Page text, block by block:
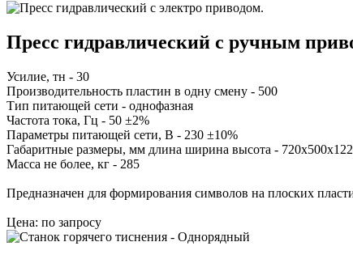
Пресс гидравлический с ручным
Усилие, тн - 30
Производительность пластин в одну смену - 500
Тип питающей сети - однофазная
Частота тока, Гц - 50 ±2%
Параметры питающей сети, В - 230 ±10%
Габаритные размеры, мм длина ширина высота -
Масса не более, кг - 285
Предназначен для формирования символов на плоских
Цена: по запросу